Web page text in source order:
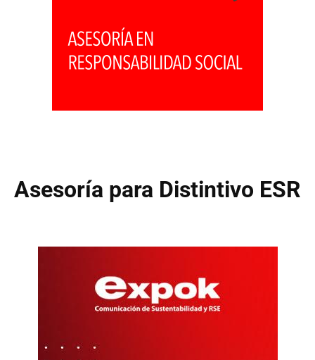
Asesoría para Distintivo ESR